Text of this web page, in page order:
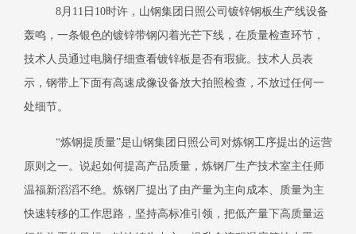
8月11日10时许，山钢集团日照公司镀锌钢板生产线设备
轰鸣，一条银色的镀锌带钢闪着光芒下线，在质量检查环节，
技术人员通过电脑仔细查看镀锌板是否有瑕疵。技术人员表
示，钢带上下面有高速成像设备放大拍照检查，不放过任何一
处细节。
“炼钢提质量”是山钢集团日照公司对炼钢工序提出的运营
原则之一。说起如何提高产品质量，炼钢厂生产技术室主任师
温福新滔滔不绝。炼钢厂提出了由产量为主向成本、质量为主
快速转移的工作思路，坚持高标准引领，把低产量下高质量运